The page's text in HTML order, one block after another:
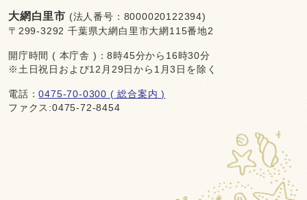
大網白里市 (法人番号：8000020122394)
〒299-3292 千葉県大網白里市大網115番地2
開庁時間 ( 本庁舎 )：8時45分から16時30分
※土日祝日および12月29日から1月3日を除く
電話：0475-70-0300 ( 総合案内 )
ファクス:0475-72-8454